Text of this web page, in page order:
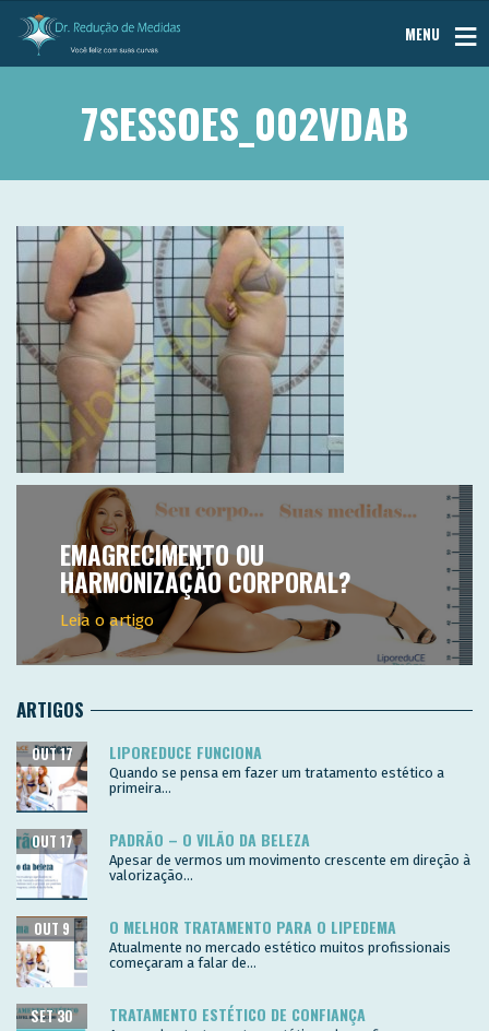
MENU
7SESSOES_002VDAB
EMAGRECIMENTO OU
HARMONIZAÇÃO CORPORAL?
Leia o artigo
ARTIGOS
LIPOREDUCE FUNCIONA
OUT 17
Quando se pensa em fazer um tratamento estético a
primeira...
PADRÃO – O VILÃO DA BELEZA
OUT 17
Apesar de vermos um movimento crescente em direção à
valorização...
O MELHOR TRATAMENTO PARA O LIPEDEMA
OUT 9
Atualmente no mercado estético muitos profissionais
começaram a falar de...
TRATAMENTO ESTÉTICO DE CONFIANÇA
SET 30